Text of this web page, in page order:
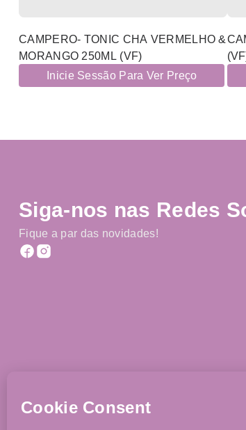
CAMPERO- TONIC CHA VERMELHO &
MORANGO 250ML (VF)
Inicie Sessão Para Ver Preço
Siga-nos nas Redes
Fique a par das novidades!